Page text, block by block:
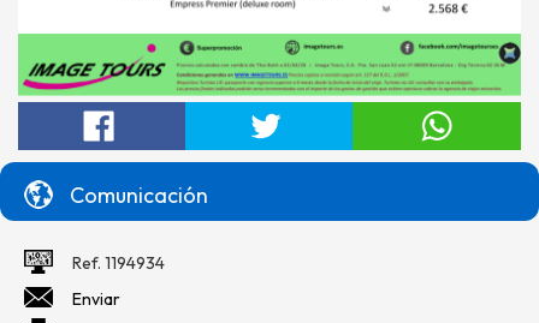
Comunicación
Ref. 1194934
Enviar